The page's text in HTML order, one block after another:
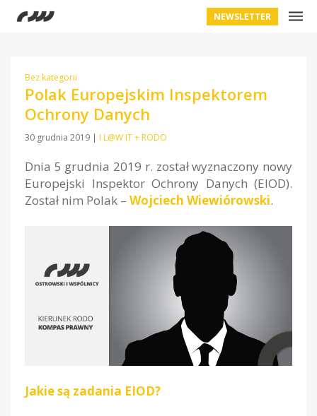
NEWSLETTER
Bez kategorii
Polak Europejskim Inspektorem
Ochrony Danych
30 grudnia 2019 | I L@W IT + RODO
Dnia 5 grudnia 2019 r. został wyznaczony nowy
Europejski Inspektor Ochrony Danych (EIOD).
Został nim Polak – Wojciech Wiewiórowski.
Jakie są zadania EIOD?